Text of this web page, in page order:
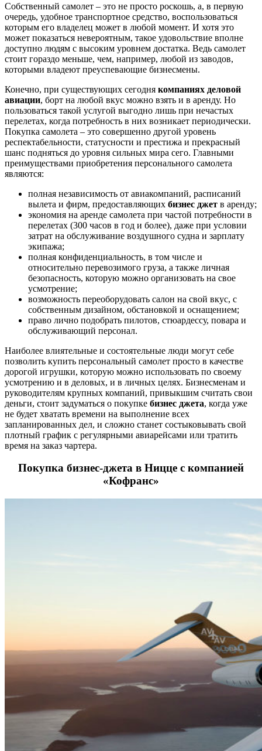
Собственный самолет – это не просто роскошь, а, в первую
очередь, удобное транспортное средство, воспользоваться
которым его владелец может в любой момент. И хотя это
может показаться невероятным, такое удовольствие вполне
доступно людям с высоким уровнем достатка. Ведь самолет
стоит гораздо меньше, чем, например, любой из заводов,
которыми владеют преуспевающие бизнесмены.
Конечно, при существующих сегодня компаниях деловой
авиации, борт на любой вкус можно взять и в аренду. Но
пользоваться такой услугой выгодно лишь при нечастых
перелетах, когда потребность в них возникает периодически.
Покупка самолета – это совершенно другой уровень
респектабельности, статусности и престижа и прекрасный
шанс подняться до уровня сильных мира сего. Главными
преимуществами приобретения персонального самолета
являются:
полная независимость от авиакомпаний, расписаний
вылета и фирм, предоставляющих бизнес джет в аренду;
экономия на аренде самолета при частой потребности в
перелетах (300 часов в год и более), даже при условии
затрат на обслуживание воздушного судна и зарплату
экипажа;
полная конфиденциальность, в том числе и
относительно перевозимого груза, а также личная
безопасность, которую можно организовать на свое
усмотрение;
возможность переоборудовать салон на свой вкус, с
собственным дизайном, обстановкой и оснащением;
право лично подобрать пилотов, стюардессу, повара и
обслуживающий персонал.
Наиболее влиятельные и состоятельные люди могут себе
позволить купить персональный самолет просто в качестве
дорогой игрушки, которую можно использовать по своему
усмотрению и в деловых, и в личных целях. Бизнесменам и
руководителям крупных компаний, привыкшим считать свои
деньги, стоит задуматься о покупке бизнес джета, когда уже
не будет хватать времени на выполнение всех
запланированных дел, и сложно станет состыковывать свой
плотный график с регулярными авиарейсами или тратить
время на заказ чартера.
Покупка бизнес-джета в Ницце с компанией
«Кофранс»